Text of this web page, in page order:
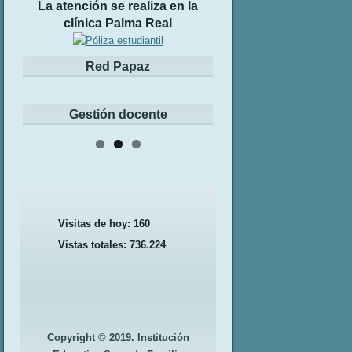
La atención se realiza en la
clínica Palma Real
Red Papaz
Gestión docente
Visitas de hoy:160
Vistas totales:736.224
Copyright © 2019. Institución